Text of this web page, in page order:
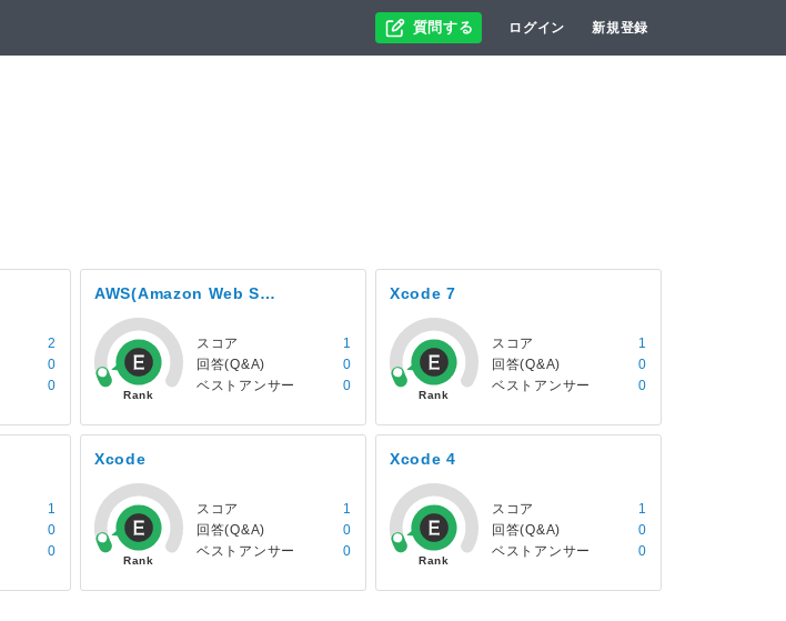
質問する ログイン 新規登録
2
0
0
AWS(Amazon Web Services)
スコア
1
回答(Q&A)
0
ベストアンサー
0
Xcode 7
スコア
1
回答(Q&A)
0
ベストアンサー
0
1
0
0
Xcode
スコア
1
回答(Q&A)
0
ベストアンサー
0
Xcode 4
スコア
1
回答(Q&A)
0
ベストアンサー
0